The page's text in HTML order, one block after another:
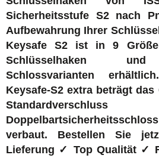
Sicherheitsstufe S2 nach
Aufbewahrung Ihrer
Keysafe S2 ist in 9
Schlüsselhaken und
Schlossvarianten
Keysafe-S2 extra beträgt
verbaut. Bestellen Sie
Lieferung ✓ Top Qualität ✓